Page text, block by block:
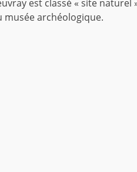
est classé « site naturel
musée archéologique.